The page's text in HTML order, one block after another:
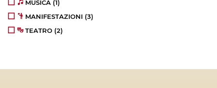
MUSICA (1)
MANIFESTAZIONI (3)
TEATRO (2)